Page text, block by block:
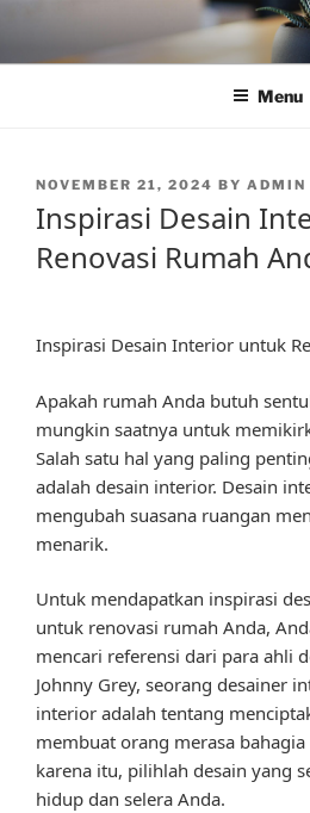
content
Menu
POSTED
NOVEMBER 21, 2024 BY ADMIN
Inspirasi Desain
Renovasi Rumah
Inspirasi Desain Interior untuk
Apakah rumah Anda butuh
mungkin saatnya untuk
Salah satu hal yang paling
adalah desain interior. Desain
mengubah suasana ruangan
menarik.
Untuk mendapatkan inspirasi
untuk renovasi rumah Anda,
mencari referensi dari para ahli
Johnny Grey, seorang desainer
interior adalah tentang
membuat orang merasa bahagia
karena itu, pilihlah desain yang
hidup dan selera Anda.